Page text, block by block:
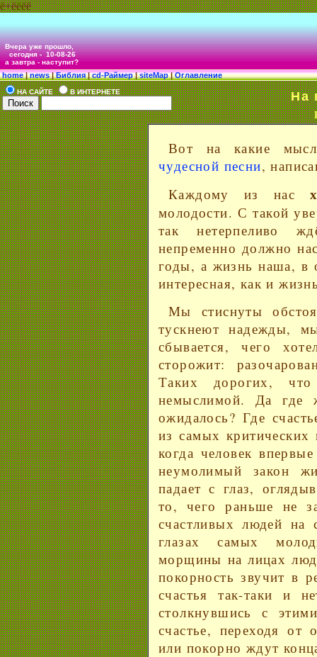
ё+ёёёё
Вчера уже прошло,
сегодня -10-08-26
а завтра - наступит?
home|news|Библия|cd-Раймер|siteMap|Оглавление
НА САЙТЕ В ИНТЕРНЕТЕ На
Вот на какие
чудесной песни,
Каждому из нас
молодости. С такой
так нетерпеливо
непременно должно
годы, а жизнь наша, в
интересная, как и
Мы стиснуты
тускнеют надежды,
сбывается, чего
сторожит:
Таких дорогих,
немыслимой. Да где
ожидалось? Где
из самых
когда человек
неумолимый закон
падает с глаз,
то, чего раньше не
счастливых людей на
глазах самых
морщины на лицах
покорность звучит в
счастья так-таки и
столкнувшись с
счастье, переходя от
или покорно ждут